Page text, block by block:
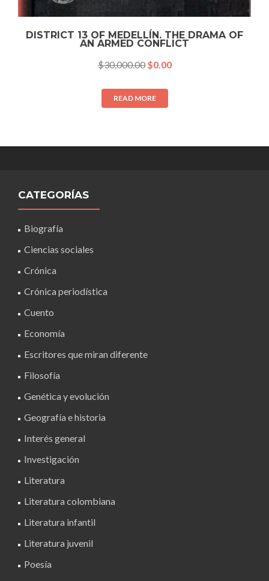
DISTRICT 13 OF MEDELLÍN. THE DRAMA OF
AN ARMED CONFLICT
$30,000.00 $0.00
READ MORE
CATEGORÍAS
Biografía
Ciencias sociales
Crónica
Crónica periodística
Cuento
Economía
Escritores que miran diferente
Filosofía
Genética y evolución
Geografía e historia
Interés general
Investigación
Literatura
Literatura colombiana
Literatura infantil
Literatura juvenil
Poesía